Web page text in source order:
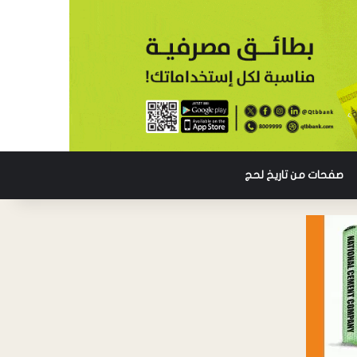
صفحات من تاريخ لحج